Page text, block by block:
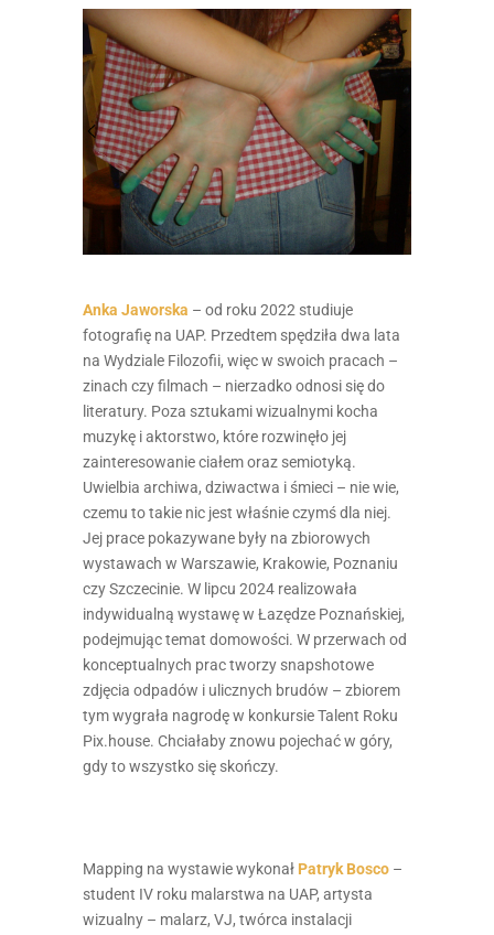
Anka Jaworska – od roku 2022 studiuje
fotografię na UAP. Przedtem spędziła dwa lata
na Wydziale Filozofii, więc w swoich pracach –
zinach czy filmach – nierzadko odnosi się do
literatury. Poza sztukami wizualnymi kocha
muzykę i aktorstwo, które rozwinęło jej
zainteresowanie ciałem oraz semiotyką.
Uwielbia archiwa, dziwactwa i śmieci – nie wie,
czemu to takie nic jest właśnie czymś dla niej.
Jej prace pokazywane były na zbiorowych
wystawach w Warszawie, Krakowie, Poznaniu
czy Szczecinie. W lipcu 2024 realizowała
indywidualną wystawę w Łazędze Poznańskiej,
podejmując temat domowości. W przerwach od
konceptualnych prac tworzy snapshotowe
zdjęcia odpadów i ulicznych brudów – zbiorem
tym wygrała nagrodę w konkursie Talent Roku
Pix.house. Chciałaby znowu pojechać w góry,
gdy to wszystko się skończy.
Mapping na wystawie wykonał Patryk Bosco –
student IV roku malarstwa na UAP, artysta
wizualny – malarz, VJ, twórca instalacji